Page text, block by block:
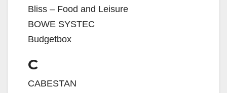
Bliss – Food and Leisure
BOWE SYSTEC
Budgetbox
C
CABESTAN